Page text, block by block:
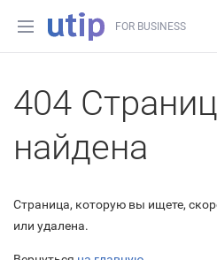
FOR BUSINESS
404
найдена
Страница, которую вы ищете,
или удалена.